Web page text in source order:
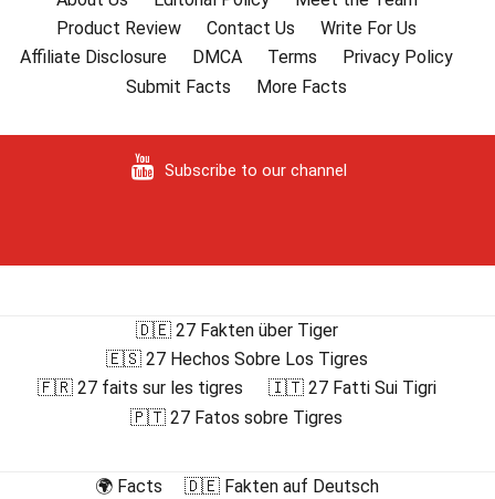
Product Review
Contact Us
Write For Us
Affiliate Disclosure
DMCA Terms
Privacy Policy
Submit Facts
More Facts
Subscribe to our channel
🇩🇪 27 Fakten über Tiger
🇪🇸 27 Hechos Sobre Los Tigres
🇫🇷 27 faits sur les tigres
🇮🇹 27 Fatti Sui Tigri
🇵🇹 27 Fatos sobre Tigres
🌍 Facts 🇩🇪 Fakten auf Deutsch